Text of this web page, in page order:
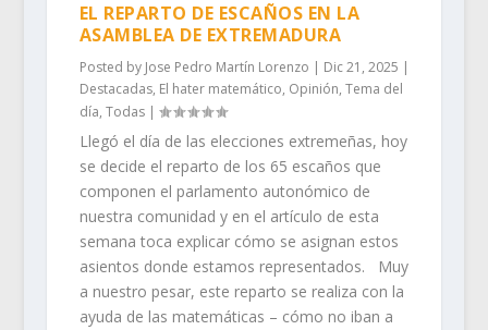
EL REPARTO DE ESCAÑOS EN LA
ASAMBLEA DE EXTREMADURA
Posted by Jose Pedro Martín Lorenzo | Dic 21, 2025 |
Destacadas, El hater matemático, Opinión, Tema del
día, Todas|
Llegó el día de las elecciones extremeñas, hoy
se decide el reparto de los 65 escaños que
componen el parlamento autonómico de
nuestra comunidad y en el artículo de esta
semana toca explicar cómo se asignan estos
asientos donde estamos representados. Muy
a nuestro pesar, este reparto se realiza con la
ayuda de las matemáticas – cómo no iban a